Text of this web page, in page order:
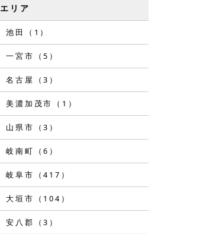
エリア
池田（1）
一宮市（5）
名古屋（3）
美濃加茂市（1）
山県市（3）
岐南町（6）
岐阜市（417）
大垣市（104）
安八郡（3）